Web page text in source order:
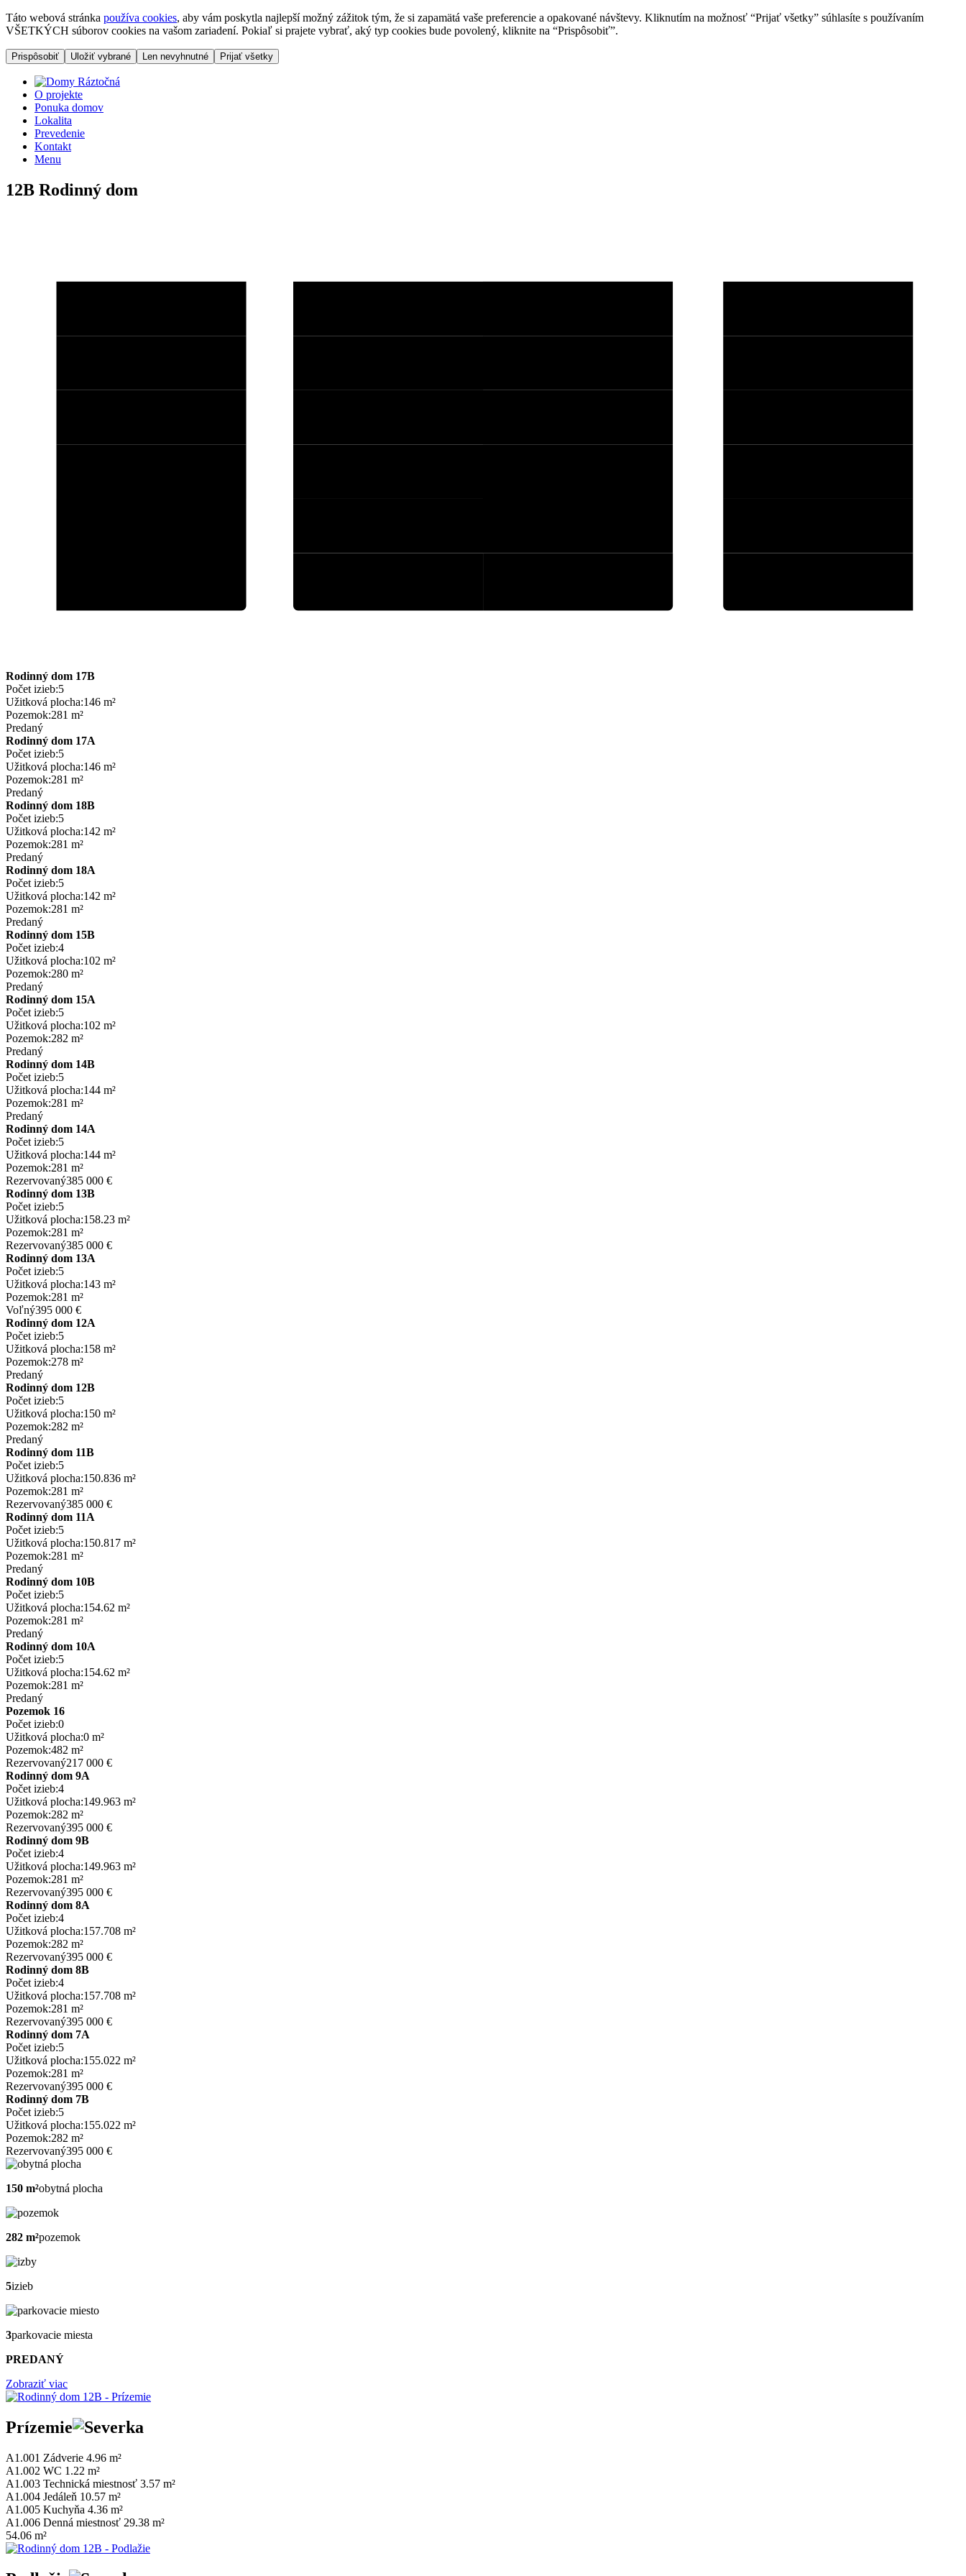
Táto webová stránka používa cookies, aby vám poskytla najlepší možný zážitok tým, že si zapamätá vaše preferencie a opakované návštevy. Kliknutím na možnosť “Prijať všetky” súhlasíte s používaním
VŠETKÝCH súborov cookies na vašom zariadení. Pokiaľ si prajete vybrať, aký typ cookies bude povolený, kliknite na “Prispôsobiť”.
Prispôsobiť Uložiť vybrané Len nevyhnutné Prijať všetky
O projekte
Ponuka domov
Lokalita
Prevedenie
Kontakt
Menu
12B Rodinný dom
Rodinný dom 17B
Počet izieb:5
Užitková plocha:146 m²
Pozemok:281 m²
Predaný
Rodinný dom 17A
Počet izieb:5
Užitková plocha:146 m²
Pozemok:281 m²
Predaný
Rodinný dom 18B
Počet izieb:5
Užitková plocha:142 m²
Pozemok:281 m²
Predaný
Rodinný dom 18A
Počet izieb:5
Užitková plocha:142 m²
Pozemok:281 m²
Predaný
Rodinný dom 15B
Počet izieb:4
Užitková plocha:102 m²
Pozemok:280 m²
Predaný
Rodinný dom 15A
Počet izieb:5
Užitková plocha:102 m²
Pozemok:282 m²
Predaný
Rodinný dom 14B
Počet izieb:5
Užitková plocha:144 m²
Pozemok:281 m²
Predaný
Rodinný dom 14A
Počet izieb:5
Užitková plocha:144 m²
Pozemok:281 m²
Rezervovaný385 000 €
Rodinný dom 13B
Počet izieb:5
Užitková plocha:158.23 m²
Pozemok:281 m²
Rezervovaný385 000 €
Rodinný dom 13A
Počet izieb:5
Užitková plocha:143 m²
Pozemok:281 m²
Voľný395 000 €
Rodinný dom 12A
Počet izieb:5
Užitková plocha:158 m²
Pozemok:278 m²
Predaný
Rodinný dom 12B
Počet izieb:5
Užitková plocha:150 m²
Pozemok:282 m²
Predaný
Rodinný dom 11B
Počet izieb:5
Užitková plocha:150.836 m²
Pozemok:281 m²
Rezervovaný385 000 €
Rodinný dom 11A
Počet izieb:5
Užitková plocha:150.817 m²
Pozemok:281 m²
Predaný
Rodinný dom 10B
Počet izieb:5
Užitková plocha:154.62 m²
Pozemok:281 m²
Predaný
Rodinný dom 10A
Počet izieb:5
Užitková plocha:154.62 m²
Pozemok:281 m²
Predaný
Pozemok 16
Počet izieb:0
Užitková plocha:0 m²
Pozemok:482 m²
Rezervovaný217 000 €
Rodinný dom 9A
Počet izieb:4
Užitková plocha:149.963 m²
Pozemok:282 m²
Rezervovaný395 000 €
Rodinný dom 9B
Počet izieb:4
Užitková plocha:149.963 m²
Pozemok:281 m²
Rezervovaný395 000 €
Rodinný dom 8A
Počet izieb:4
Užitková plocha:157.708 m²
Pozemok:282 m²
Rezervovaný395 000 €
Rodinný dom 8B
Počet izieb:4
Užitková plocha:157.708 m²
Pozemok:281 m²
Rezervovaný395 000 €
Rodinný dom 7A
Počet izieb:5
Užitková plocha:155.022 m²
Pozemok:281 m²
Rezervovaný395 000 €
Rodinný dom 7B
Počet izieb:5
Užitková plocha:155.022 m²
Pozemok:282 m²
Rezervovaný395 000 €
150 m²obytná plocha
282 m²pozemok
5izieb
3parkovacie miesta
PREDANÝ
Zobraziť viac
Prízemie
A1.001 Zádverie 4.96 m²
A1.002 WC 1.22 m²
A1.003 Technická miestnosť 3.57 m²
A1.004 Jedáleň 10.57 m²
A1.005 Kuchyňa 4.36 m²
A1.006 Denná miestnosť 29.38 m²
54.06 m²